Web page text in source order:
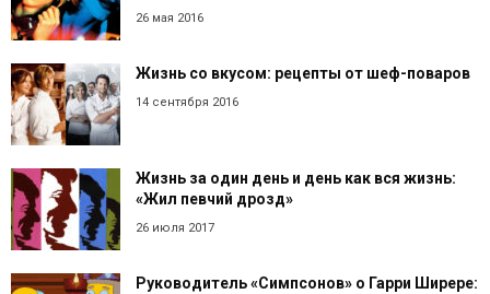
26 мая 2016
Жизнь со вкусом: рецепты от шеф-поваров
14 сентября 2016
Жизнь за один день и день как вся жизнь:
«Жил певчий дрозд»
26 июля 2017
Руководитель «Симпсонов» о Гарри Ширере: